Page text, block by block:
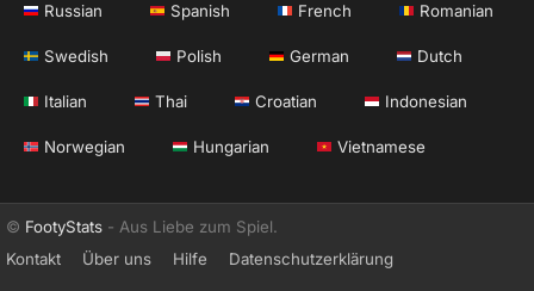
Russian Spanish French Romanian
Swedish Polish German Dutch
Italian Thai Croatian Indonesian
Norwegian Hungarian Vietnamese
© FootyStats - Aus Liebe zum Spiel.
Kontakt
Über uns Hilfe Datenschutzerklärung